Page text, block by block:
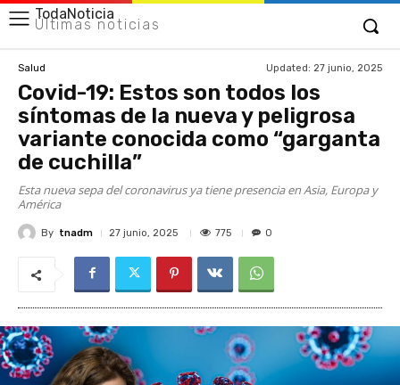
TodaNoticia
Últimas noticias
Salud Updated: 27 junio, 2025
Covid-19: Estos son todos los
síntomas de la nueva y peligrosa
variante conocida como “garganta
de cuchilla”
Esta nueva sepa del coronavirus ya tiene presencia en Asia, Europa y
América
By tnadm 27 junio, 2025 775 0